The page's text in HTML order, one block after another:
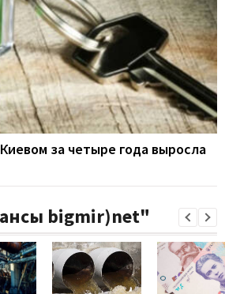
за четыре года выросла
bigmir)net"